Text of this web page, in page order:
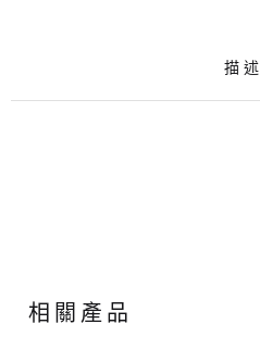
描述
相關產品